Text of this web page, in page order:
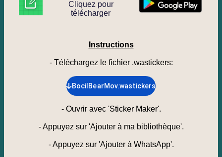
Cliquez pour
télécharger
Instructions
- Téléchargez le fichier .wastickers:
BocilBearMov.wastickers
- Ouvrir avec 'Sticker Maker'.
-Appuyez sur 'Ajouter à ma bibliothèque'.
-Appuyez sur 'Ajouter à WhatsApp'.